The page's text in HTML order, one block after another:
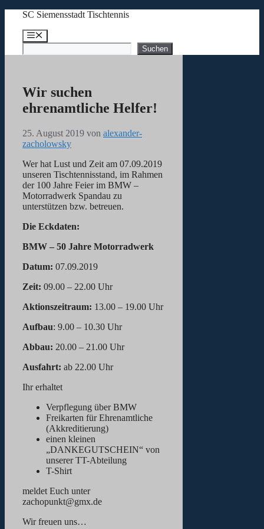
springen
SC Siemensstadt Tischtennis
Menü
Suchen Suchen
Wir suchen
ehrenamtliche Helfer!
25. August 2019 von alexander-
zacholowsky
Wer hat Lust und Zeit am 07.09.2019
unseren Tischtennisstand, im Rahmen
der 100 Jahre Feier im BMW –
Motorradwerk Spandau zu
unterstützen bzw. betreuen.
Die Eckdaten:
BMW – 50 Jahre Motorradwerk
Datum: 07.09.2019
Zeit: 09.00 – 22.00 Uhr
Aktionszeitraum: 13.00 – 19.00 Uhr
Aufbau: 9.00 – 10.30 Uhr
Abbau: 20.00 – 21.00 Uhr
Ausfahrt: ab 22.00 Uhr
Ihr erhaltet
Verpflegung über BMW
Freikarten für Ehrenamtliche
(Akkreditierung)
einen kleinen
„DANKEGUTSCHEIN“ von
unserer TT-Abteilung
T-Shirt
meldet Euch unter
zachopunkt@gmx.de
Wir freuen uns…